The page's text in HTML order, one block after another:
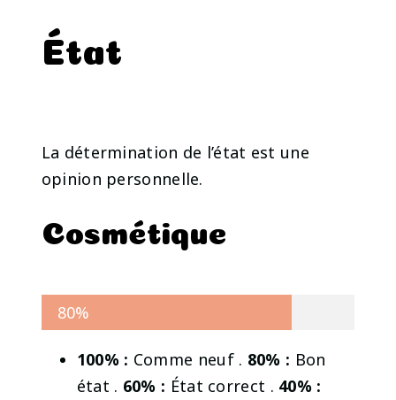
État
La détermination de l’état est une
opinion personnelle.
Cosmétique
80%
100% : Comme neuf . 80% : Bon
état . 60% : État correct . 40% :